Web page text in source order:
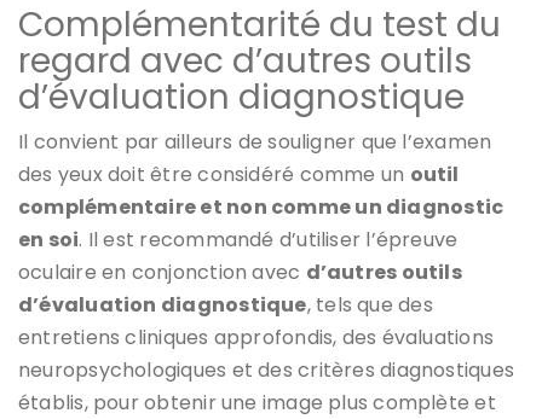
Complémentarité du test du
regard avec d’autres outils
d’évaluation diagnostique
Il convient par ailleurs de souligner que l’examen
des yeux doit être considéré comme un outil
complémentaire et non comme un diagnostic
en soi. Il est recommandé d’utiliser l’épreuve
oculaire en conjonction avec d’autres outils
d’évaluation diagnostique, tels que des
entretiens cliniques approfondis, des évaluations
neuropsychologiques et des critères diagnostiques
établis, pour obtenir une image plus complète et